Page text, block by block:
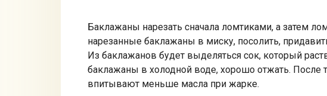
Баклажаны нарезать сначала ломтиками, а затем
нарезанные баклажаны в миску, посолить,
Из баклажанов будет выделяться сок, который
баклажаны в холодной воде, хорошо отжать. После
впитывают меньше масла при жарке.